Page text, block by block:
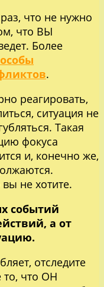
что не нужно
что ВЫ
Более
.
реагировать,
ситуация не
Такая
фокуса
и, конечно же,
не хотите.
событий
а от
отследите
что ОН